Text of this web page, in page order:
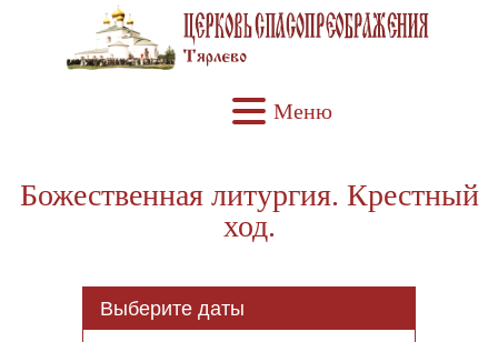
Меню
Божественная литургия. Крестный
ход.
Выберите даты